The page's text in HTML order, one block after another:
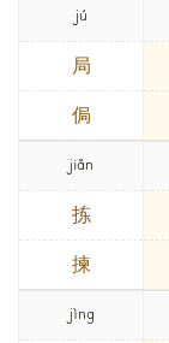
jú
局
侷
jiǎn
拣
揀
jìng